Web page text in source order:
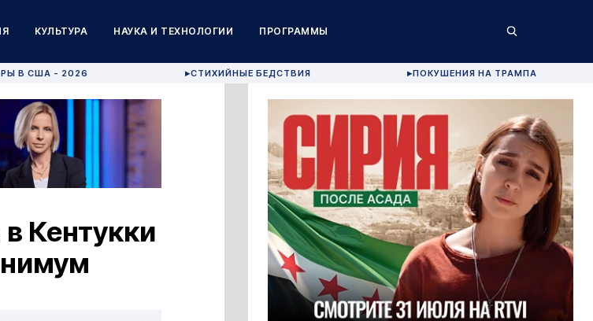
КУЛЬТУРА НАУКА И ТЕХНОЛОГИИ ПРОГРАММЫ
В США - 2026 ▶СТИХИЙНЫЕ БЕДСТВИЯ ▶ПОКУШЕНИЯ НА ТРАМПА
Кентукки